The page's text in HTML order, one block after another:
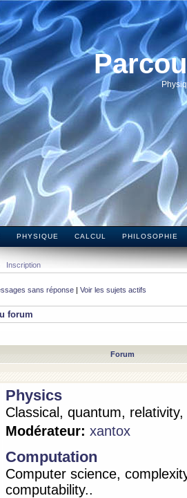
PHYSIQUE CALCUL PHILOSOPHIE
Inscription
sans réponse | Voir les sujets actifs
forum
Forum
Physics
Classical, quantum,
Modérateur: xantox
Computation
Computer science,
computability..